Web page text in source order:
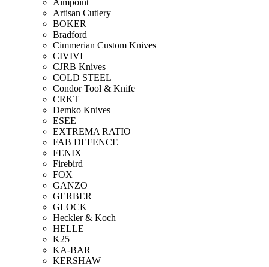
Artisan Cutlery
BOKER
Bradford
Cimmerian Custom Knives
CIVIVI
CJRB Knives
COLD STEEL
Condor Tool & Knife
CRKT
Demko Knives
ESEE
EXTREMA RATIO
FAB DEFENCE
FENIX
Firebird
FOX
GANZO
GERBER
GLOCK
Heckler & Koch
HELLE
K25
KA-BAR
KERSHAW